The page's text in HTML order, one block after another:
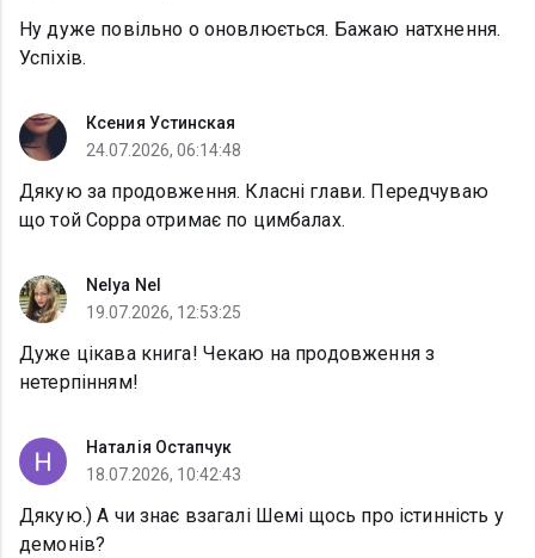
Ну дуже повільно о оновлюється. Бажаю натхнення.
Успіхів.
Ксения Устинская
24.07.2026, 06:14:48
Дякую за продовження. Класні глави. Передчуваю
що той Сорра отримає по цимбалах.
Nelya Nel
19.07.2026, 12:53:25
Дуже цікава книга! Чекаю на продовження з
нетерпінням!
Наталія Остапчук
18.07.2026, 10:42:43
Дякую.) А чи знає взагалі Шемі щось про істинність у
демонів?